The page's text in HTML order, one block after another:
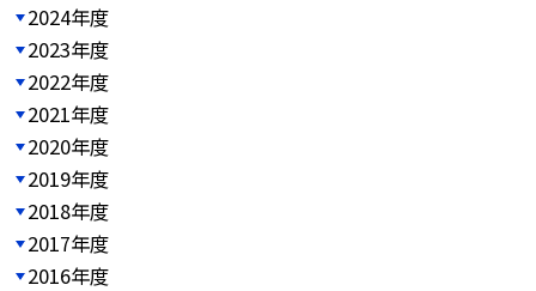
2024年度
2023年度
2022年度
2021年度
2020年度
2019年度
2018年度
2017年度
2016年度